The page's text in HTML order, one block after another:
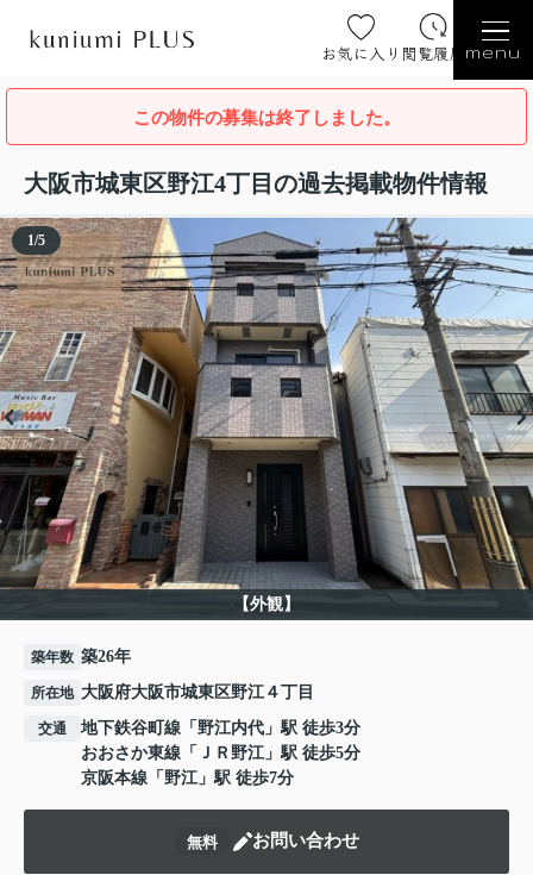
お気に入り 閲覧履歴 menu
この物件の募集は終了しました。
大阪市城東区野江4丁目の過去掲載物件情報
【外観】
1/5
築年数 築26年
所在地 大阪府大阪市城東区野江４丁目
交通 地下鉄谷町線 「 野江内代 」駅 徒歩3分
おおさか東線 「 ＪＲ野江 」駅 徒歩5分
京阪本線 「 野江 」駅 徒歩7分
無料 お問い合わせ